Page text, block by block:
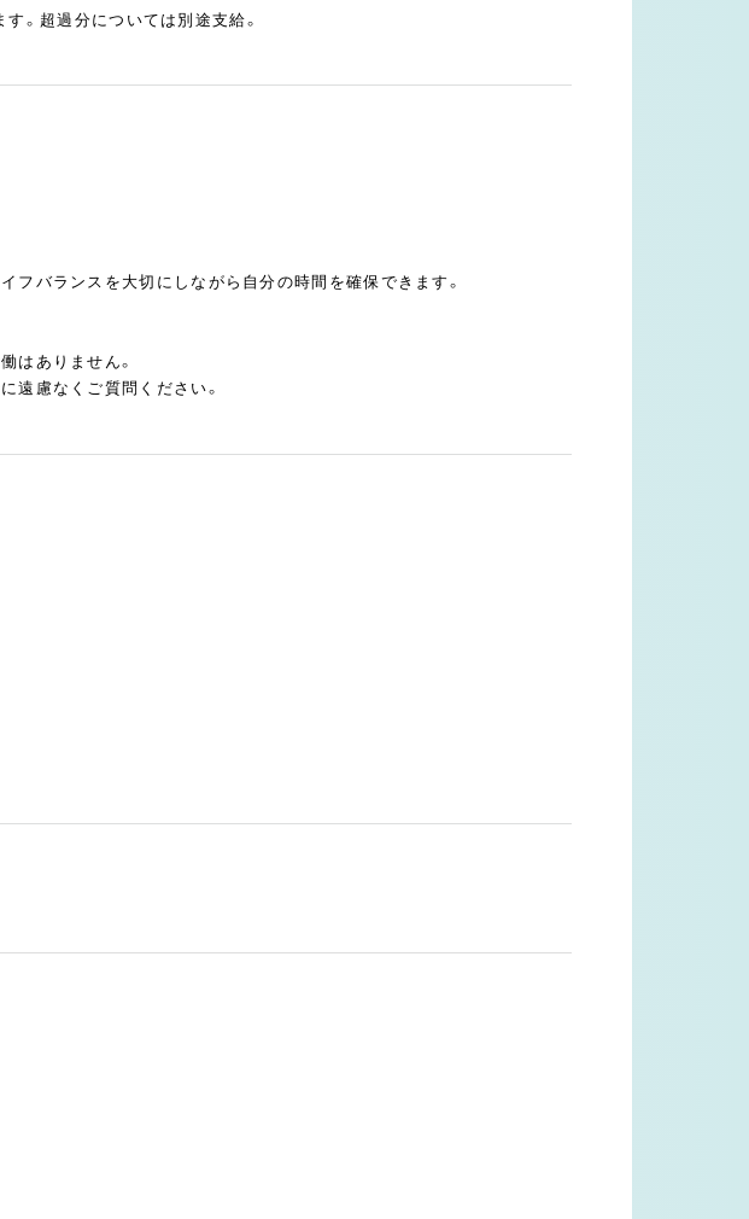
。超過分については別途支給。
フバランスを大切にしながら自分の時間を確保できます。
はありません。
遠慮なくご質問ください。